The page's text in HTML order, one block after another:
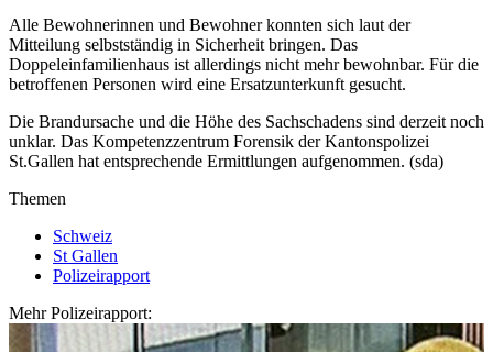
Alle Bewohnerinnen und Bewohner konnten sich laut der
Mitteilung selbstständig in Sicherheit bringen. Das
Doppeleinfamilienhaus ist allerdings nicht mehr bewohnbar. Für die
betroffenen Personen wird eine Ersatzunterkunft gesucht.
Die Brandursache und die Höhe des Sachschadens sind derzeit noch
unklar. Das Kompetenzzentrum Forensik der Kantonspolizei
St.Gallen hat entsprechende Ermittlungen aufgenommen. (sda)
Themen
Schweiz
St Gallen
Polizeirapport
Mehr Polizeirapport: